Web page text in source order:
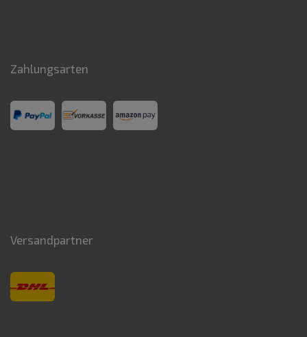
Zahlungsarten
Versandpartner